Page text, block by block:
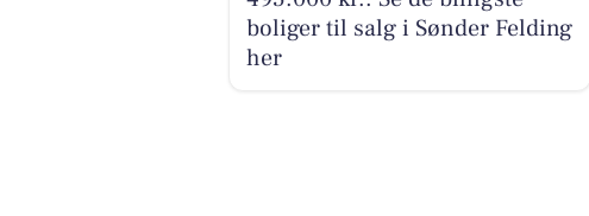
boliger til salg i Sønder Felding
her